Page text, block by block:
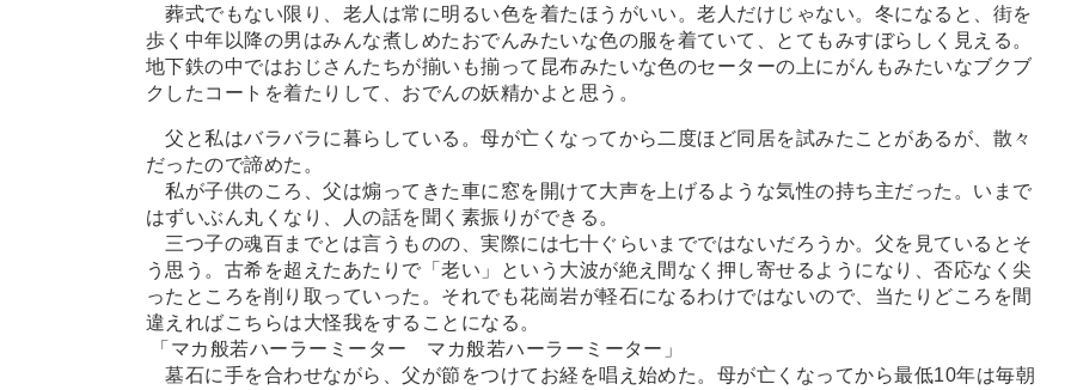
葬式でもない限り、老人は常に明るい色を着たほうがいい。老人だけじゃない。冬になると、街を
歩く中年以降の男はみんな煮しめたおでんみたいな色の服を着ていて、とてもみすぼらしく見える。
地下鉄の中ではおじさんたちが揃いも揃って昆布みたいな色のセーターの上にがんもみたいなブクブ
クしたコートを着たりして、おでんの妖精かよと思う。
父と私はバラバラに暮らしている。母が亡くなってから二度ほど同居を試みたことがあるが、散々
だったので諦めた。
私が子供のころ、父は煽ってきた車に窓を開けて大声を上げるような気性の持ち主だった。いまで
はずいぶん丸くなり、人の話を聞く素振りができる。
三つ子の魂百までとは言うものの、実際には七十ぐらいまでではないだろうか。父を見ているとそ
う思う。古希を超えたあたりで「老い」という大波が絶え間なく押し寄せるようになり、否応なく尖
ったところを削り取っていった。それでも花崗岩が軽石になるわけではないので、当たりどころを間
違えればこちらは大怪我をすることになる。
「マカ般若ハーラーミーター マカ般若ハーラーミーター」
墓石に手を合わせながら、父が節をつけてお経を唱え始めた。母が亡くなってから最低10年は毎朝